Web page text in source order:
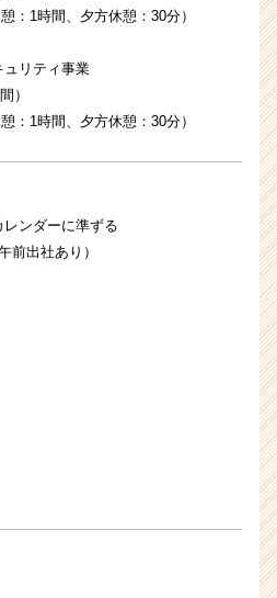
：1時間、夕方休憩：30分）
リティ事業
）
：1時間、夕方休憩：30分）
ンダーに準ずる
前出社あり）